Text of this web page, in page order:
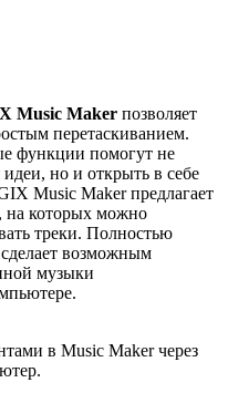
Music Maker позволяет
перетаскиванием.
функции помогут не
но и открыть в себе
Music Maker предлагает
на которых можно
треки. Полностью
возможным
музыки
в Music Maker через